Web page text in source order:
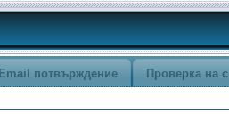
Email потвърждение Проверка на